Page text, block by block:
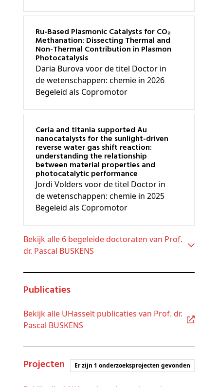
Ru-Based Plasmonic Catalysts for CO₂
Methanation: Dissecting Thermal and
Non-Thermal Contribution in Plasmon
Photocatalysis
Daria Burova voor de titel Doctor in
de wetenschappen: chemie in 2026
Begeleid als Copromotor
Ceria and titania supported Au
nanocatalysts for the sunlight-driven
reverse water gas shift reaction:
understanding the relationship
between material properties and
photocatalytic performance
Jordi Volders voor de titel Doctor in
de wetenschappen: chemie in 2025
Begeleid als Copromotor
Bekijk alle 6 begeleide doctoraten van Prof.
dr. Pascal BUSKENS
Publicaties
Bekijk alle UHasselt publicaties van Prof. dr.
Pascal BUSKENS
Projecten Er zijn 1 onderzoeksprojecten gevonden